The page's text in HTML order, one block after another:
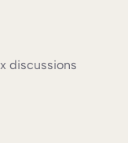
discussions